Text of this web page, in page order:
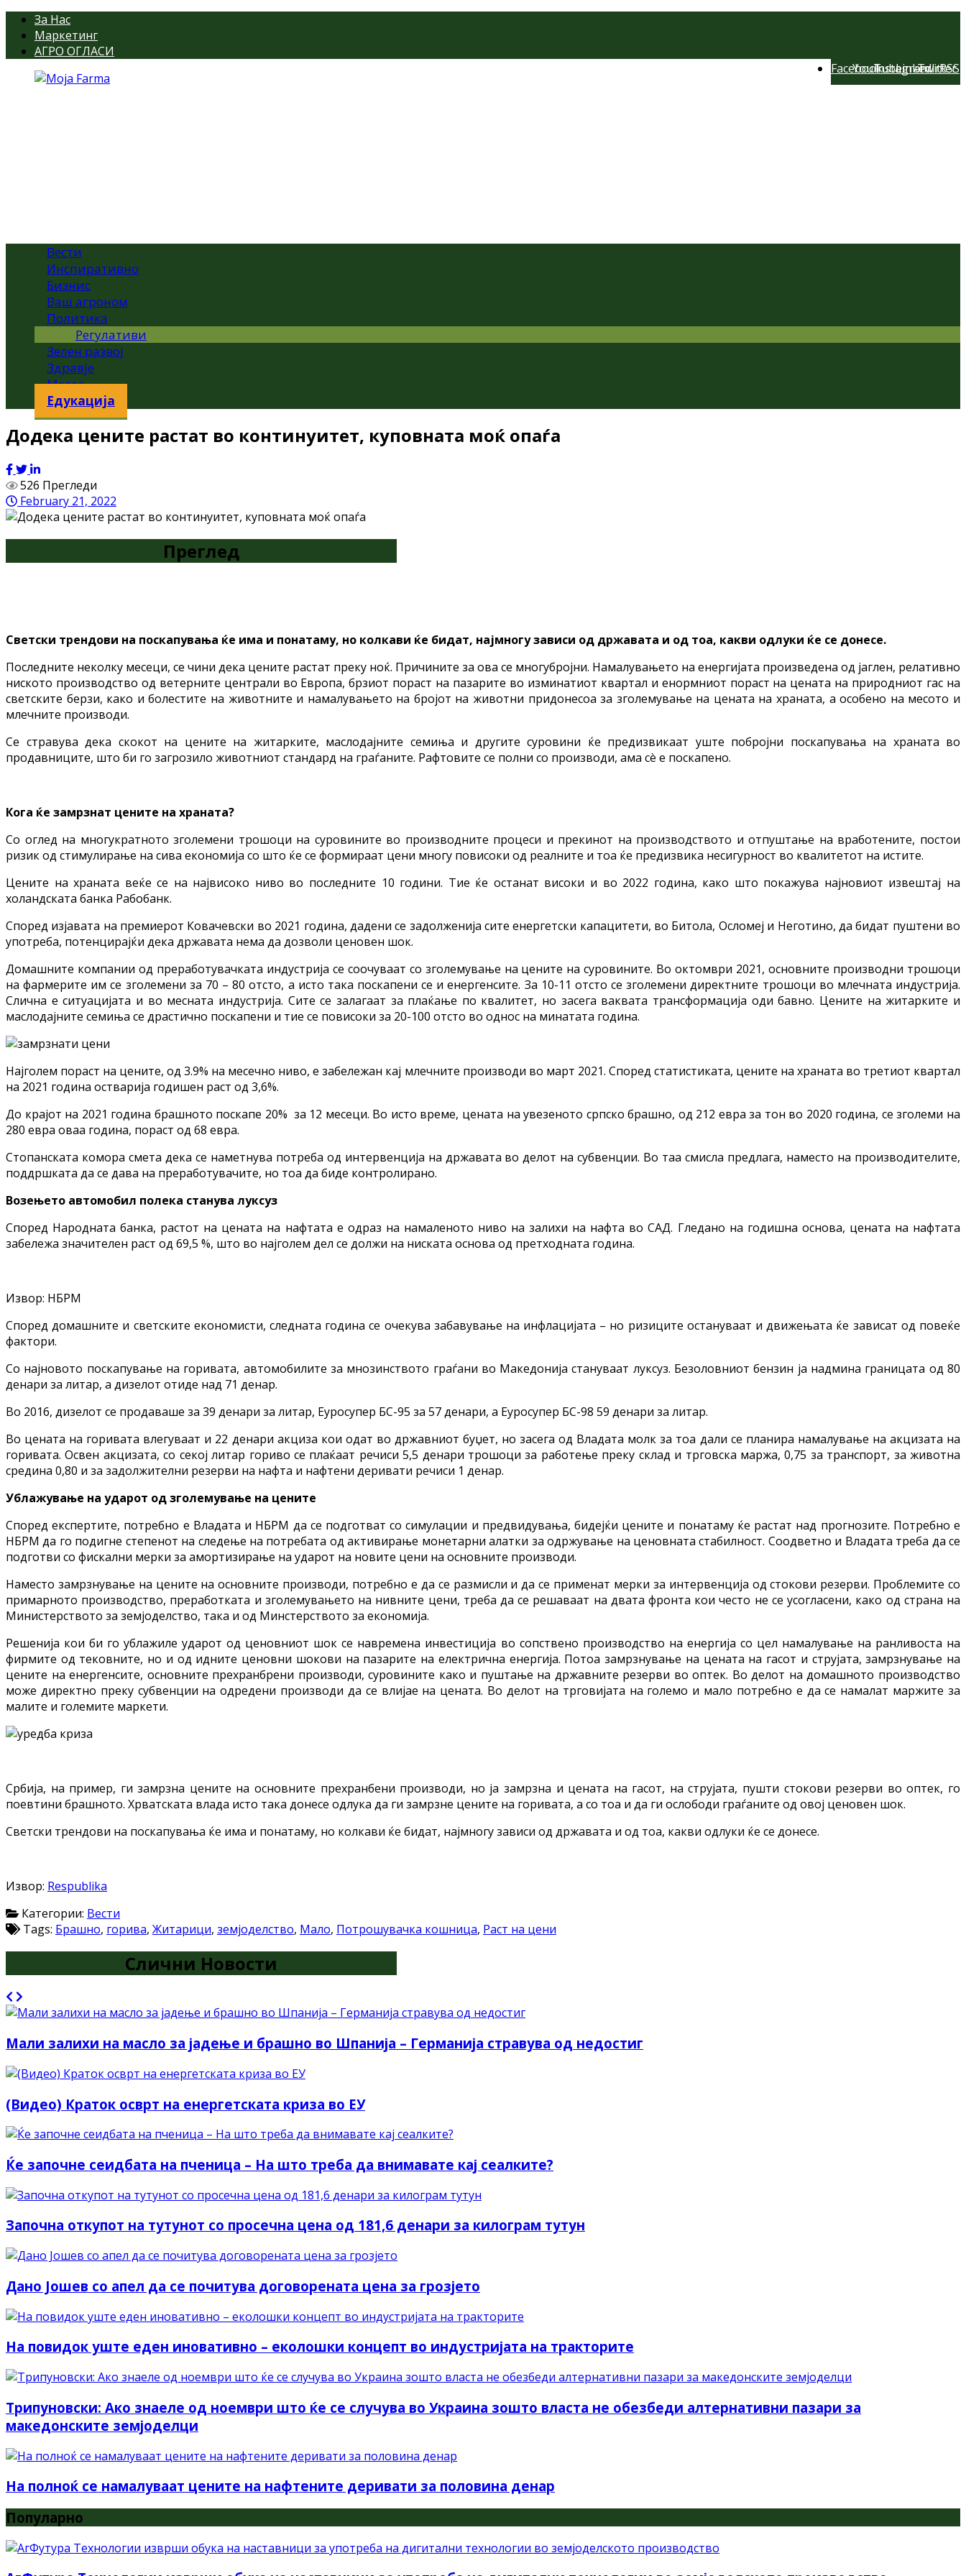
За Нас
Маркетинг
АГРО ОГЛАСИ
RSS
Twitter
LinkedIn
Instagram
YouTube
Facebook
Вести
Инспиративно
Бизнис
Ваш агроном
Политика
Регулативи
Зелен развој
Здравје
Метео
Едукација
Додека цените растат во континуитет, куповната моќ опаѓа
526 Прегледи
February 21, 2022
Преглед
Светски трендови на поскапувања ќе има и понатаму, но колкави ќе бидат, најмногу зависи од државата и од тоа, какви одлуки ќе се донесе.
Последните неколку месеци, се чини дека цените растат преку ноќ. Причините за ова се многубројни. Намалувањето на енергијата произведена од јаглен, релативно
ниското производство од ветерните централи во Европа, брзиот пораст на пазарите во изминатиот квартал и енормниот пораст на цената на природниот гас на
светските берзи, како и болестите на животните и намалувањето на бројот на животни придонесоа за зголемување на цената на храната, а особено на месото и
млечните производи.
Се стравува дека скокот на цените на житарките, маслодајните семиња и другите суровини ќе предизвикаат уште побројни поскапувања на храната во
продавниците, што би го загрозило животниот стандард на граѓаните. Рафтовите се полни со производи, ама сè е поскапено.
Кога ќе замрзнат цените на храната?
Со оглед на многукратното зголемени трошоци на суровините во производните процеси и прекинот на производството и отпуштање на вработените, постои
ризик од стимулирање на сива економија со што ќе се формираат цени многу повисоки од реалните и тоа ќе предизвика несигурност во квалитетот на истите.
Цените на храната веќе се на највисоко ниво во последните 10 години. Тие ќе останат високи и во 2022 година, како што покажува најновиот извештај на
холандската банка Рабобанк.
Според изјавата на премиерот Ковачевски во 2021 година, дадени се задолженија сите енергетски капацитети, во Битола, Осломеј и Неготино, да бидат пуштени во
употреба, потенцирајќи дека државата нема да дозволи ценовен шок.
Домашните компании од преработувачката индустрија се соочуваат со зголемување на цените на суровините. Во октомври 2021, основните производни трошоци
на фармерите им се зголемени за 70 – 80 отсто, а исто така поскапени се и енергенсите. За 10-11 отсто се зголемени директните трошоци во млечната индустрија.
Слична е ситуацијата и во месната индустрија. Сите се залагаат за плаќање по квалитет, но засега ваквата трансформација оди бавно. Цените на житарките и
маслодајните семиња се драстично поскапени и тие се повисоки за 20-100 отсто во однос на минатата година.
Најголем пораст на цените, од 3.9% на месечно ниво, е забележан кај млечните производи во март 2021. Според статистиката, цените на храната во третиот квартал
на 2021 година остварија годишен раст од 3,6%.
До крајот на 2021 година брашното поскапе 20% за 12 месеци. Во исто време, цената на увезеното српско брашно, од 212 евра за тон во 2020 година, се зголеми на
280 евра оваа година, пораст од 68 евра.
Стопанската комора смета дека се наметнува потреба од интервенција на државата во делот на субвенции. Во таа смисла предлага, наместо на производителите,
поддршката да се дава на преработувачите, но тоа да биде контролирано.
Возењето автомобил полека станува луксуз
Според Народната банка, растот на цената на нафтата е одраз на намаленото ниво на залихи на нафта во САД. Гледано на годишна основа, цената на нафтата
забележа значителен раст од 69,5 %, што во најголем дел се должи на ниската основа од претходната година.
Извор: НБРМ
Според домашните и светските економисти, следната година се очекува забавување на инфлацијата – но ризиците остануваат и движењата ќе зависат од повеќе
фактори.
Со најновото поскапување на горивата, автомобилите за мнозинството граѓани во Македонија стануваат луксуз. Безоловниот бензин ја надмина границата од 80
денари за литар, а дизелот отиде над 71 денар.
Во 2016, дизелот се продаваше за 39 денари за литар, Еуросупер БС-95 за 57 денари, а Еуросупер БС-98 59 денари за литар.
Во цената на горивата влегуваат и 22 денари акциза кои одат во државниот буџет, но засега од Владата молк за тоа дали се планира намалување на акцизата на
горивата. Освен акцизата, со секој литар гориво се плаќаат речиси 5,5 денари трошоци за работење преку склад и трговска маржа, 0,75 за транспорт, за животна
средина 0,80 и за задолжителни резерви на нафта и нафтени деривати речиси 1 денар.
Ублажување на ударот од зголемување на цените
Според експертите, потребно е Владата и НБРМ да се подготват со симулации и предвидувања, бидејќи цените и понатаму ќе растат над прогнозите. Потребно е
НБРМ да го подигне степенот на следење на потребата од активирање монетарни алатки за одржување на ценовната стабилност. Соодветно и Владата треба да се
подготви со фискални мерки за амортизирање на ударот на новите цени на основните производи.
Наместо замрзнување на цените на основните производи, потребно е да се размисли и да се применат мерки за интервенција од стокови резерви. Проблемите со
примарното производство, преработката и зголемувањето на нивните цени, треба да се решаваат на двата фронта кои често не се усогласени, како од страна на
Министерството за земјоделство, така и од Минстерството за економија.
Решенија кои би го ублажиле ударот од ценовниот шок се навремена инвестиција во сопствено производство на енергија со цел намалување на ранливоста на
фирмите од тековните, но и од идните ценовни шокови на пазарите на електрична енергија. Потоа замрзнување на цената на гасот и струјата, замрзнување на
цените на енергенсите, основните прехранбрени производи, суровините како и пуштање на државните резерви во оптек. Во делот на домашното производство
може директно преку субвенции на одредени производи да се влијае на цената. Во делот на трговијата на големо и мало потребно е да се намалат маржите за
малите и големите маркети.
Србија, на пример, ги замрзна цените на основните прехранбени производи, но ја замрзна и цената на гасот, на струјата, пушти стокови резерви во оптек, го
поевтини брашното. Хрватската влада исто така донесе одлука да ги замрзне цените на горивата, а со тоа и да ги ослободи граѓаните од овој ценовен шок.
Светски трендови на поскапувања ќе има и понатаму, но колкави ќе бидат, најмногу зависи од државата и од тоа, какви одлуки ќе се донесе.
Извор: Respublika
Категории: Вести
Tags: Брашно, горива, Житарици, земјоделство, Мало, Потрошувачка кошница, Раст на цени
Слични Новости
Мали залихи на масло за јадење и брашно во Шпанија – Германија стравува од недостиг
(Видео) Краток осврт на енергетската криза во ЕУ
Ќе започне сеидбата на пченица – На што треба да внимавате кај сеалките?
Започна откупот на тутунот со просечна цена од 181,6 денари за килограм тутун
Дано Јошев со апел да се почитува договорената цена за грозјето
На повидок уште еден иновативно – еколошки концепт во индустријата на тракторите
Трипуновски: Ако знаеле од ноември што ќе се случува во Украина зошто власта не обезбеди алтернативни пазари за
македонските земјоделци
На полноќ се намалуваат цените на нафтените деривати за половина денар
Популарно